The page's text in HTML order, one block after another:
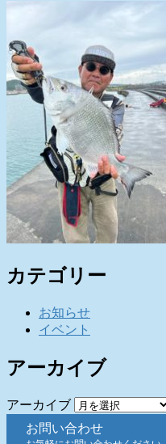
カテゴリー
お知らせ
イベント
アーカイブ
アーカイブ
お問い合わせ